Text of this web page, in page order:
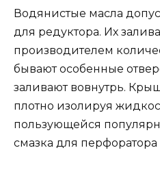
Водянистые масла
для редуктора. Их
производителем
бывают особенные
заливают вовнутрь.
плотно изолируя
пользующейся
смазка для перфоратора